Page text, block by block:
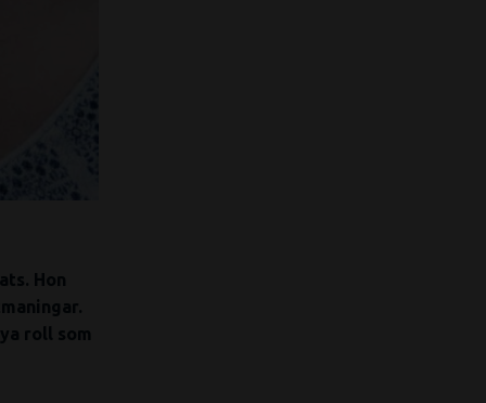
Hon
roll som